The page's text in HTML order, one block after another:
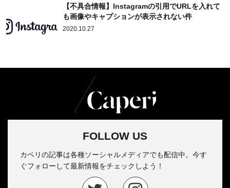
【不具合情報】Instagramの引用でURLを入れて
も画像やキャプションが表示されない件
2020.10.27
FOLLOW US
カペリの記事は各種ソーシャルメディアでも配信中。今す
ぐフォローして最新情報をチェックしよう！